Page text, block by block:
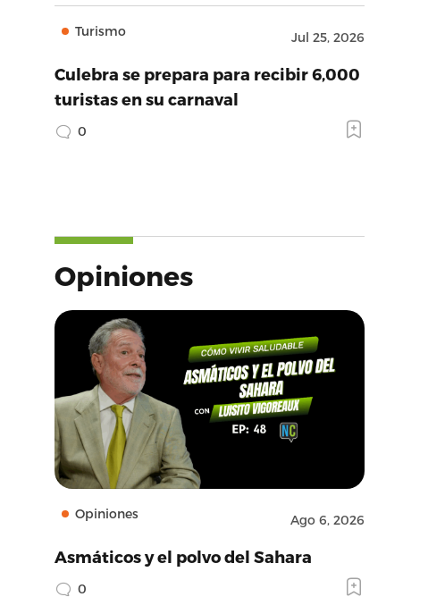
Turismo Jul 25, 2026
Culebra se prepara para recibir 6,000
turistas en su carnaval
0
Opiniones
Opiniones Ago 6, 2026
Asmáticos y el polvo del Sahara
0